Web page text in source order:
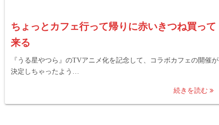
ちょっとカフェ行って帰りに赤いきつね買って
来る
『うる星やつら』のTVアニメ化を記念して、コラボカフェの開催が
決定しちゃったよう…
続きを読む